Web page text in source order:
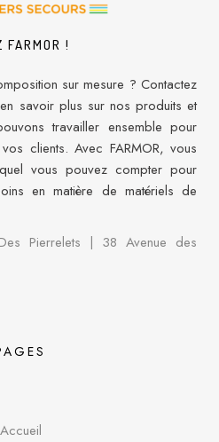
FARMOR !
sur mesure ? Contactez
savoir plus sur nos produits et
travailler ensemble pour
clients. Avec FARMOR, vous
vous pouvez compter pour
en matière de matériels de
Pierrelets | 38 Avenue des
Accueil